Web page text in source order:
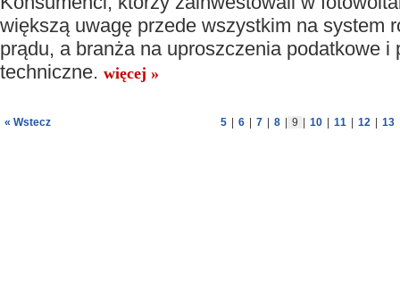
większą uwagę przede wszystkim na system
prądu, a branża na uproszczenia podatkowe i
techniczne. więcej »
« Wstecz 5 6 7 8 9 10 11 12 13